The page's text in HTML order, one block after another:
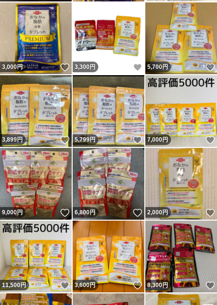
3,000円 いいね！
3,300 円 いいね！
5,700円
3,899円 いいね！
5,799円 いいね！
7,000円
9,000円 いいね！
6,800円 いいね！
2,000円
11,500円 いいね！
3,600円 いいね！
8,300円